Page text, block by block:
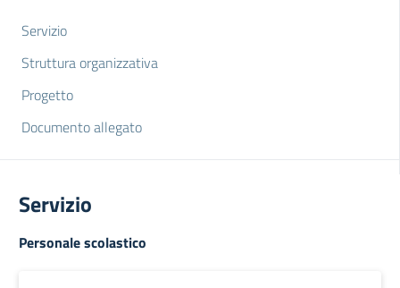
Servizio
Struttura organizzativa
Progetto
Documento allegato
Servizio
Personale scolastico